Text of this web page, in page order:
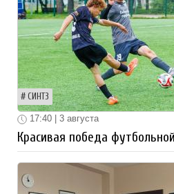
СИНТЗ
17:40 | 3 августа
Красивая победа